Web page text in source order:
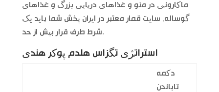
ماکارونی در منو و غذاهای دریایی بزرگ و غذاهای
گوساله, سایت قمار معتبر در ایران پخش شما باید یک
شرط طرف قرار بیش از حد.
استراتژی تگزاس هلدم پوکر هندی
دکمه
تاباندن